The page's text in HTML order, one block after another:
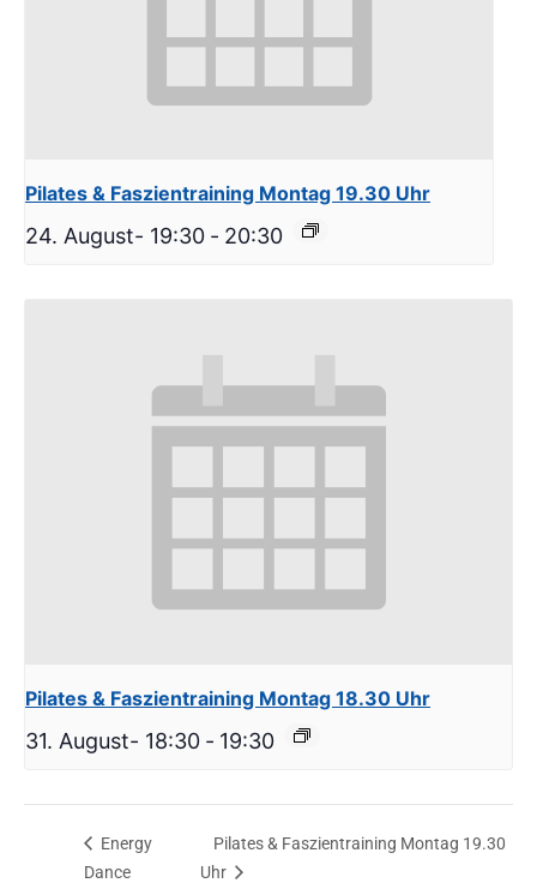
Pilates & Faszientraining Montag 19.30 Uhr
24. August- 19:30 - 20:30
Pilates & Faszientraining Montag 18.30 Uhr
31. August- 18:30 - 19:30
Energy
Dance
Pilates & Faszientraining Montag 19.30
Uhr